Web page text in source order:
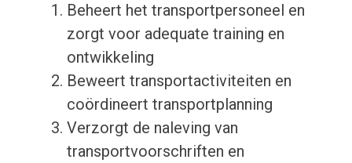
Beheert het transportpersoneel en
zorgt voor adequate training en
ontwikkeling
Beweert transportactiviteiten en
coördineert transportplanning
Verzorgt de naleving van
transportvoorschriften en